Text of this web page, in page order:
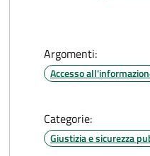
Argomenti:
Accesso
Categorie:
Giustizia e sicurezza